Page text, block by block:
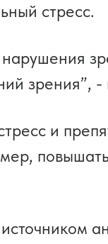
стресс.
зрения”, -
и